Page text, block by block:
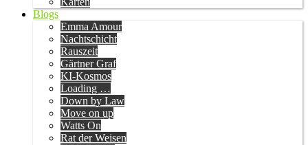
Blogs
Emma Amour
Nachtschicht
Rauszeit
Gärtner Graf
KI-Kosmos
Loading …
Down by Law
Move on up
Watts On
Rat der Weisen